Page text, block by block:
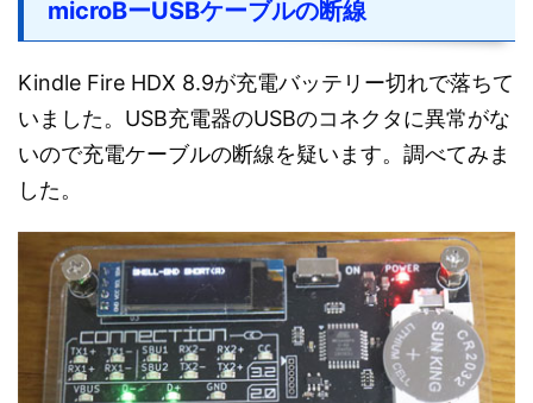
microBーUSBケーブルの断線
Kindle Fire HDX 8.9が充電バッテリー切れで落ちて
いました。USB充電器のUSBのコネクタに異常がな
いので充電ケーブルの断線を疑います。調べてみま
した。